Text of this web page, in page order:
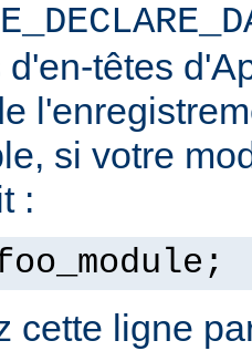
têtes
si votre
:
cette ligne